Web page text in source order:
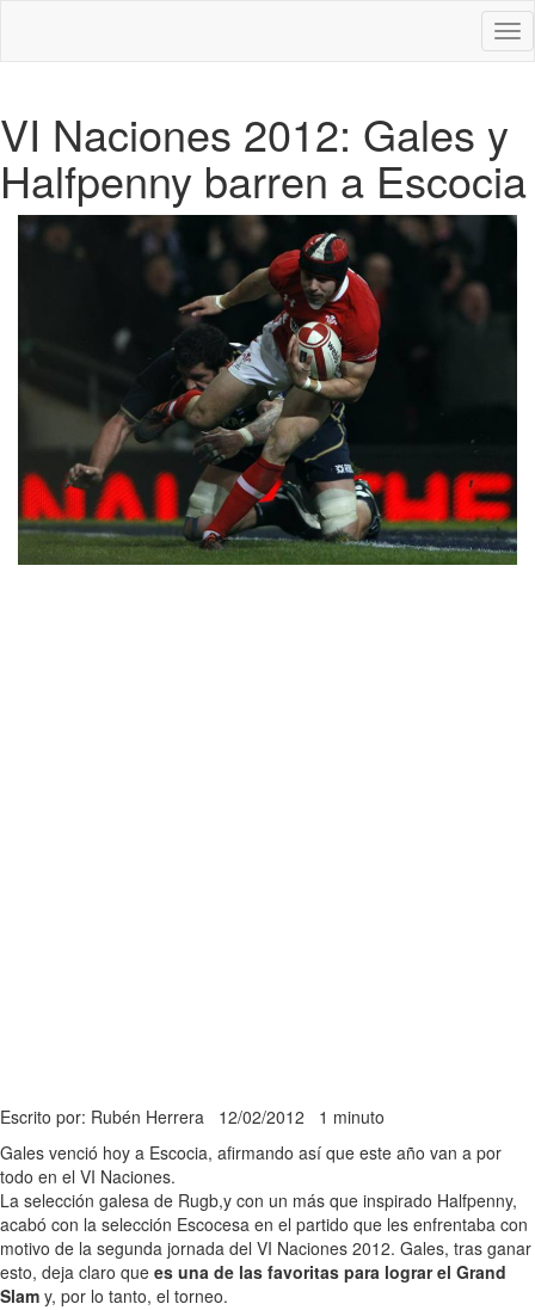
VI Naciones 2012: Gales y
Halfpenny barren a Escocia
Escrito por: Rubén Herrera 12/02/2012 1 minuto
Gales venció hoy a Escocia, afirmando así que este año van a por
todo en el VI Naciones.
La selección galesa de Rugb,y con un más que inspirado Halfpenny,
acabó con la selección Escocesa en el partido que les enfrentaba con
motivo de la segunda jornada del VI Naciones 2012. Gales, tras ganar
esto, deja claro que es una de las favoritas para lograr el Grand
Slam y, por lo tanto, el torneo.